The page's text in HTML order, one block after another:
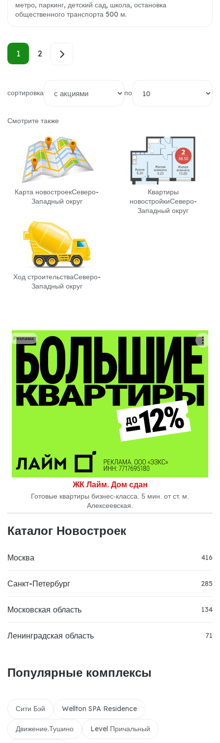
метро, паркинг, детский сад, школа, остановка
общественного транспорта 500 м.
1 2
сортировка по
Смотрите также
Карта новостроекСеверо-
Западный округ
Квартиры
новостройкиСеверо-
Западный округ
Ход строительстваСеверо-
Западный округ
ЖК Лайм. Дом сдан
Готовые квартиры бизнес-класса. 5 мин. от ст. м.
Алексеевская.
Реклама
Каталог Новостроек
Москва 416
Санкт-Петербург 285
Московская область 134
Ленинградская область 71
Популярные комплексы
Сити Бэй Wellton SPA Residence
Движение.Тушино Level Причальный